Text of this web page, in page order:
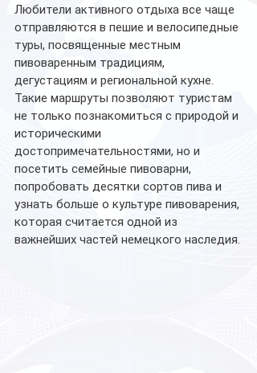
Любители активного отдыха все чаще
отправляются в пешие и велосипедные
туры, посвященные местным
пивоваренным традициям,
дегустациям и региональной кухне.
Такие маршруты позволяют туристам
не только познакомиться с природой и
историческими
достопримечательностями, но и
посетить семейные пивоварни,
попробовать десятки сортов пива и
узнать больше о культуре пивоварения,
которая считается одной из
важнейших частей немецкого наследия.